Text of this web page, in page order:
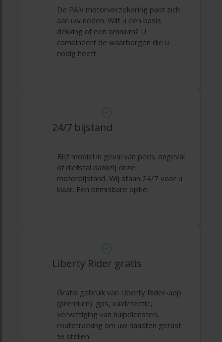
De P&V motorverzekering past zich
aan uw noden. Wilt u een basis
dekking of een omnium? U
combineert de waarborgen die u
nodig heeft.
24/7 bijstand
Blijf mobiel in geval van pech, ongeval
of diefstal dankzij onze
motorbijstand. Wij staan 24/7 voor u
klaar. Een onmisbare optie.
Liberty Rider gratis
Gratis gebruik van Liberty Rider-app
(premium): gps, valdetectie,
verwittiging van hulpdiensten,
routetracking om uw naasten gerust
te stellen.